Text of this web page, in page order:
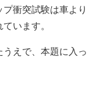
衝突試験は車より
います。
えで、本題に入っ